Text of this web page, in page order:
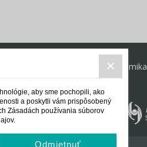
Ekonomika
aby sme pochopili, ako
a poskytli vám prispôsobený
Zásadách používania súborov
Odmietnuť